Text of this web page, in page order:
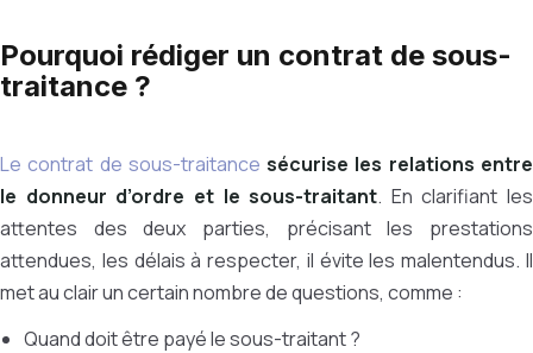
Pourquoi rédiger un contrat de sous-
traitance ?
Le contrat de sous-traitance sécurise les relations entre
le donneur d’ordre et le sous-traitant. En clarifiant les
attentes des deux parties, précisant les prestations
attendues, les délais à respecter, il évite les malentendus. Il
met au clair un certain nombre de questions, comme :
Quand doit être payé le sous-traitant ?